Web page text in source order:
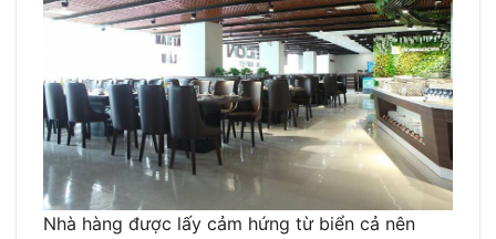
Nhà hàng được lấy cảm hứng từ biển cả nên